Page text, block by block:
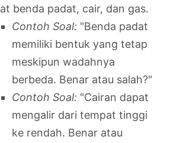
benda padat, cair, dan gas.
Contoh Soal: "Benda padat
memiliki bentuk yang tetap
meskipun wadahnya
berbeda. Benar atau salah?"
Contoh Soal: "Cairan dapat
mengalir dari tempat tinggi
ke rendah. Benar atau